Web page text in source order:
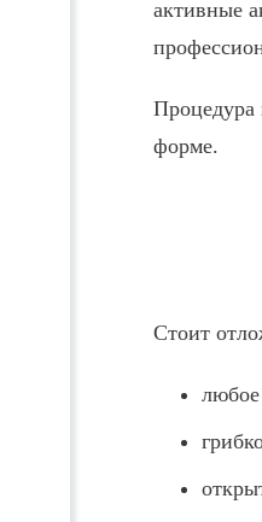
активные
Процедура
форме.
Стоит